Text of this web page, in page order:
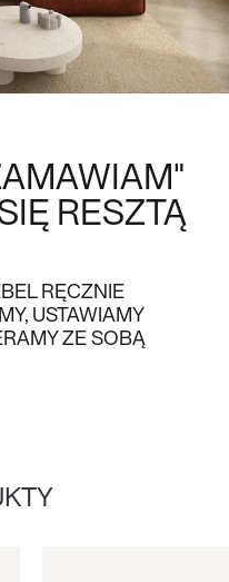
RESZTĄ
RĘCZNIE
USTAWIAMY
ZE SOBĄ